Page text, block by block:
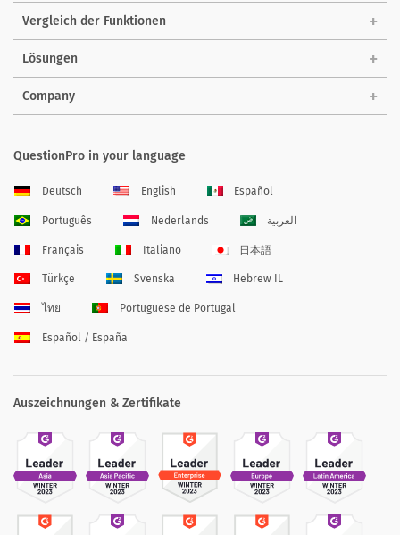
Vergleich der Funktionen
Lösungen
Company
QuestionPro in your language
Deutsch English Español
Português Nederlands العربية
Français Italiano 日本語
Türkçe Svenska Hebrew IL
ไทย Portuguese de Portugal
Español / España
Auszeichnungen & Zertifikate